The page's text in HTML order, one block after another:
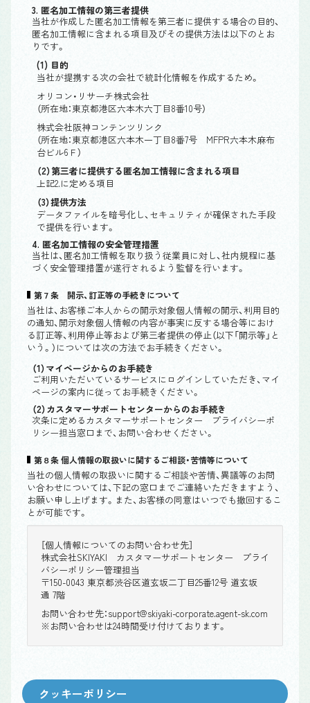
3. 匿名加工情報の第三者提供
当社が作成した匿名加工情報を第三者に提供する場合の目的、
匿名加工情報に含まれる項目及びその提供方法は以下のとお
りです。
(1) 目的
当社が提携する次の会社で統計化情報を作成するため。
オリコン・リサーチ株式会社
（所在地：東京都港区六本木六丁目8番10号）
株式会社阪神コンテンツリンク
（所在地：東京都港区六本木一丁目8番7号 MFPR六本木麻布
台ビル6Ｆ）
（2）第三者に提供する匿名加工情報に含まれる項目
上記2.に定める項目
（3）提供方法
データファイルを暗号化し、セキュリティが確保された手段
で提供を行います。
4. 匿名加工情報の安全管理措置
当社は、匿名加工情報を取り扱う従業員に対し、社内規程に基
づく安全管理措置が遂行されるよう監督を行います。
第７条 開示、訂正等の手続きについて
当社は、お客様ご本人からの開示対象個人情報の開示、利用目的
の通知、開示対象個人情報の内容が事実に反する場合等におけ
る訂正等、利用停止等および第三者提供の停止（以下「開示等」と
いう。）については次の方法でお手続きください。
（1）マイページからのお手続き
ご利用いただいているサービスにログインしていただき、マイ
ページの案内に従ってお手続きください。
（2）カスタマーサポートセンターからのお手続き
次条に定めるカスタマーサポートセンター プライバシーポ
リシー担当窓口まで、お問い合わせください。
第８条 個人情報の取扱いに関するご相談・苦情等について
当社の個人情報の取扱いに関するご相談や苦情、異議等のお問
い合わせについては、下記の窓口までご連絡いただきますよう、
お願い申し上げます。また、お客様の同意はいつでも撤回するこ
とが可能です。
［個人情報についてのお問い合わせ先］
株式会社SKIYAKI カスタマーサポートセンター プライ
バシーポリシー管理担当
〒150-0043 東京都渋谷区道玄坂二丁目25番12号 道玄坂
通 7階
お問い合わせ先：support@skiyaki-corporate.agent-sk.com
※お問い合わせは24時間受け付けております。
クッキーポリシー